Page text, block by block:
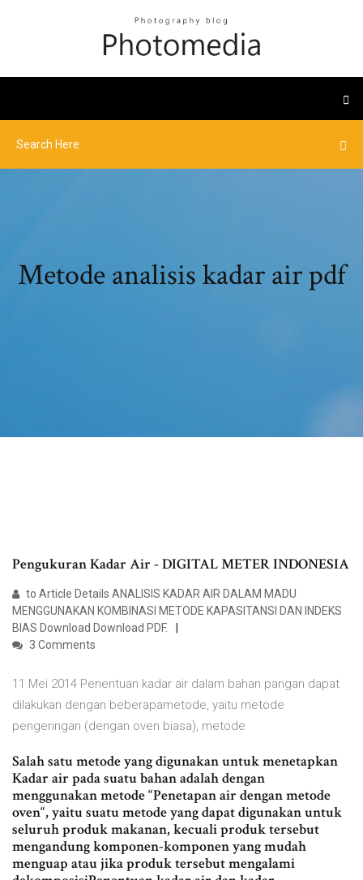
Metode analisis kadar air pdf
Pengukuran Kadar Air - DIGITAL METER INDONESIA
to Article Details ANALISIS KADAR AIR DALAM MADU
MENGGUNAKAN KOMBINASI METODE KAPASITANSI DAN INDEKS
BIAS Download Download PDF.
3 Comments
11 Mei 2014 Penentuan kadar air dalam bahan pangan dapat
dilakukan dengan beberapametode, yaitu metode
pengeringan (dengan oven biasa), metode
Salah satu metode yang digunakan untuk menetapkan
Kadar air pada suatu bahan adalah dengan
menggunakan metode “Penetapan air dengan metode
oven“, yaitu suatu metode yang dapat digunakan untuk
seluruh produk makanan, kecuali produk tersebut
mengandung komponen-komponen yang mudah
menguap atau jika produk tersebut mengalami